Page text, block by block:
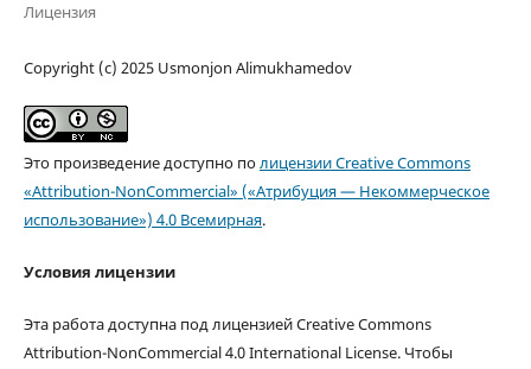
Лицензия
Copyright (c) 2025 Usmonjon Alimukhamedov
Это произведение доступно полицензии Creative Commons
«Attribution-NonCommercial» («Атрибуция — Некоммерческое
использование») 4.0 Всемирная.
Условия лицензии
Эта работа доступна под лицензией Creative Commons
Attribution-NonCommercial 4.0 International License. Чтобы